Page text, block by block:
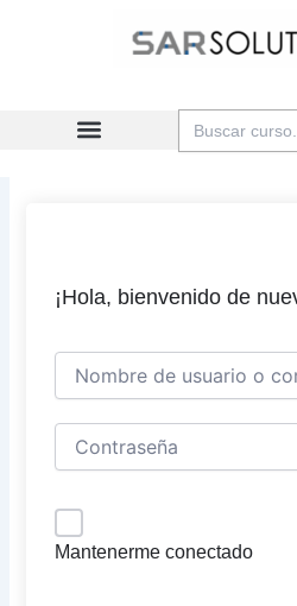
Buscar:
¡Hola, bienvenido de
Mantenerme conectado